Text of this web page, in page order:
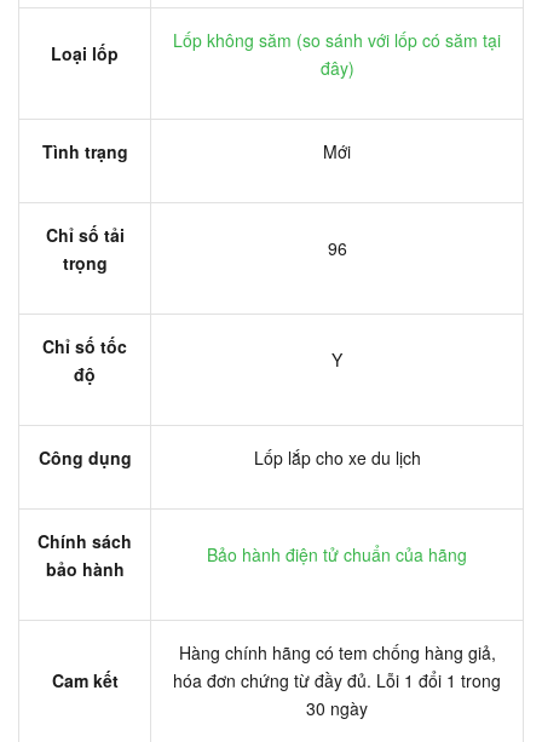
Loại lốp
Lốp không săm (so sánh với lốp có săm tại
đây)
Tình trạng Mới
Chỉ số tải
trọng
96
Chỉ số tốc
độ
Y
Công dụng Lốp lắp cho xe du lịch
Chính sách
bảo hành
Bảo hành điện tử chuẩn của hãng
Cam kết
Hàng chính hãng có tem chống hàng giả,
hóa đơn chứng từ đầy đủ. Lỗi 1 đổi 1 trong
30 ngày